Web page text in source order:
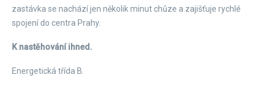
zastávka se nachází jen několik minut chůze a zajišťuje rychlé
spojení do centra Prahy.
K nastěhování ihned.
Energetická třída B.